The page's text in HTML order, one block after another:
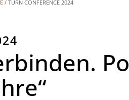
/ TURN CONFERENCE 2024